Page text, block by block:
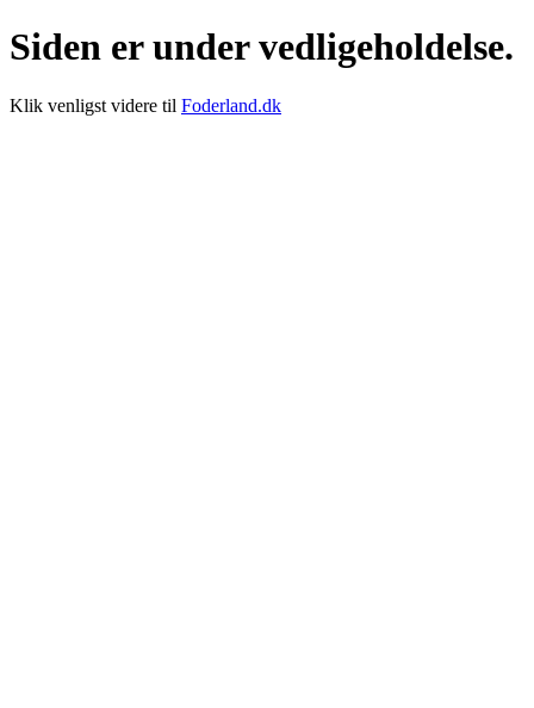
Siden er under vedligeholdelse.
Klik venligst videre til Foderland.dk